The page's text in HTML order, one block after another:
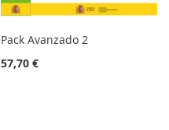
Pack Avanzado 2
57,70 €